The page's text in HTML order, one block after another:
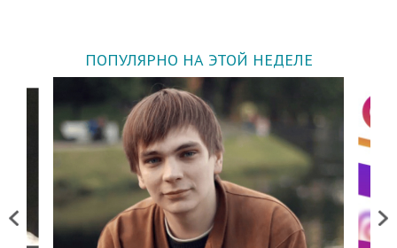
ПОПУЛЯРНО НА ЭТОЙ НЕДЕЛЕ
Previous Next